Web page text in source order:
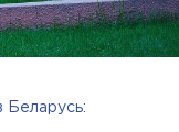
Беларусь: